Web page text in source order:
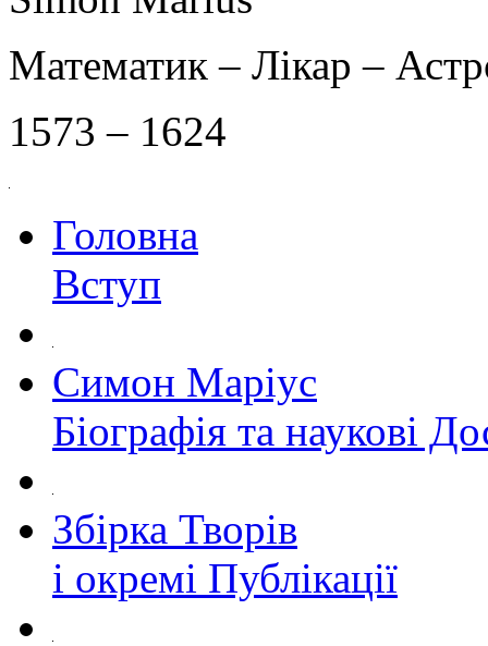
Математик – Лікар –
1573 – 1624
Головна
Вступ
Симон Маріус
Біографія та наукові
Збірка Творів
і окремі Публікації